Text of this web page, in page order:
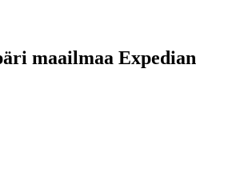
maailmaa Expedian